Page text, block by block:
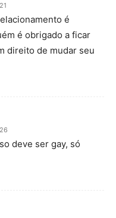
é
é obrigado a ficar
direito de mudar seu
deve ser gay, só